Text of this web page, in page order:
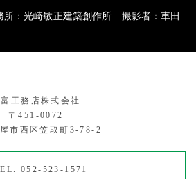
：光崎敏正建築創作所 撮影者：車田
富工務店株式会社
〒451-0072
市西区笠取町3-78-2
052-523-1571